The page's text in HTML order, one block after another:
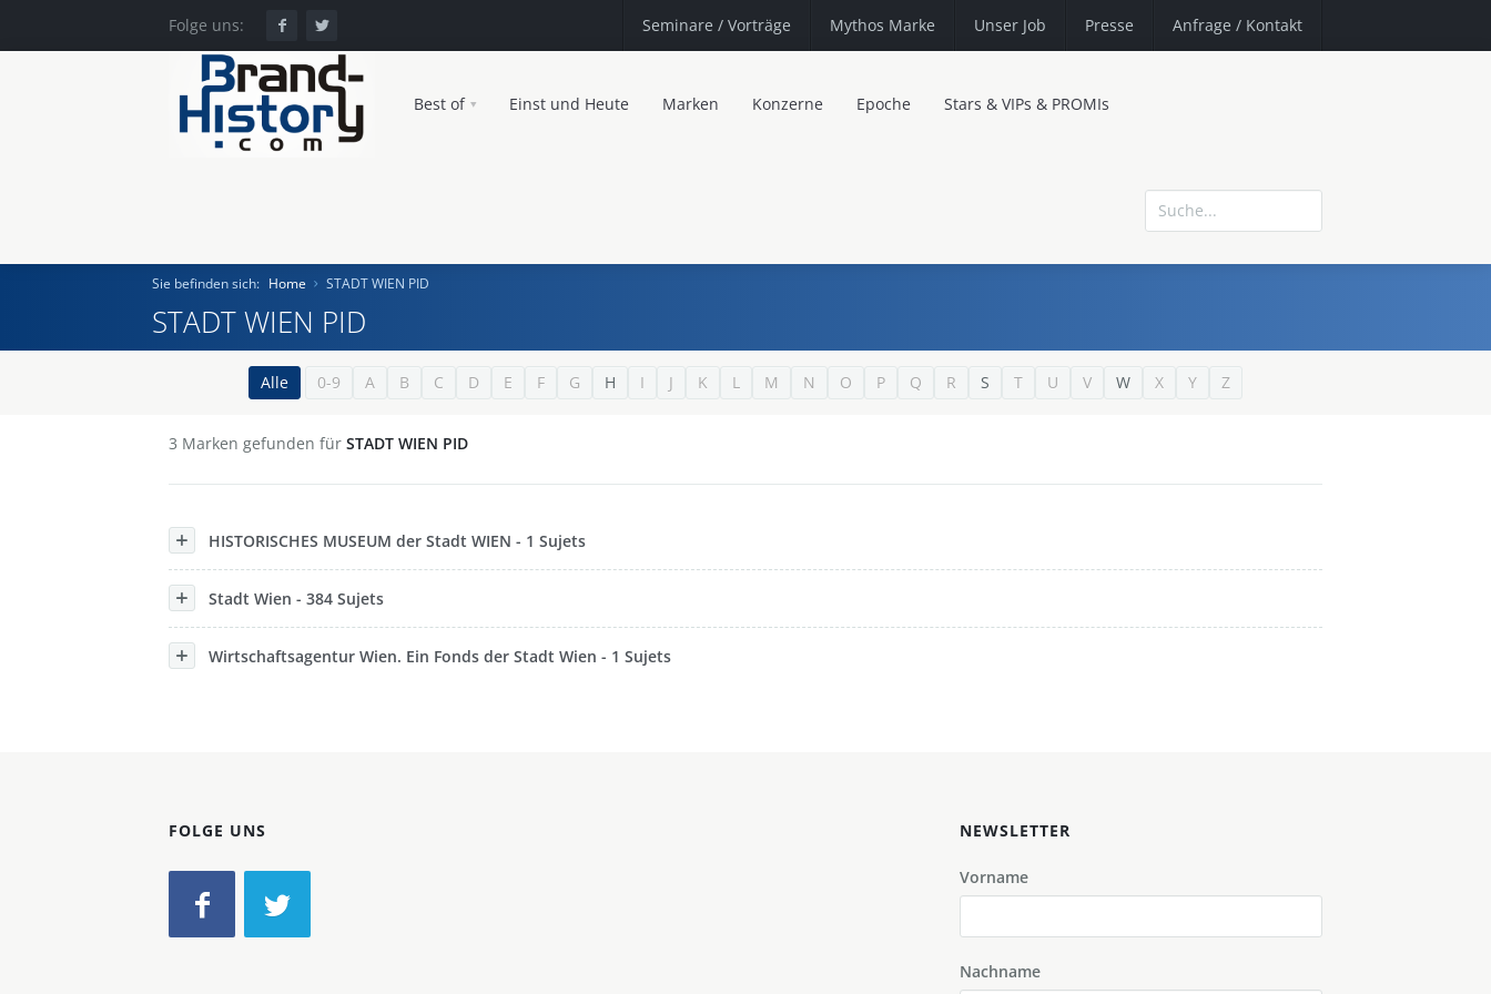
Folge uns: Seminare / Vorträge Mythos Marke Unser Job Presse Anfrage / Kontakt
Best of Einst und Heute Marken Konzerne Epoche Stars & VIPs & PROMIs
Epoche
Sie befinden sich: Home STADT WIEN PID
STADT WIEN PID
Alle 0-9 A B C D E F G H I J K L M N O P Q R S T U V W X Y Z
3 Marken gefunden für STADT WIEN PID
HISTORISCHES MUSEUM der Stadt WIEN - 1 Sujets
Stadt Wien - 384 Sujets
Wirtschaftsagentur Wien. Ein Fonds der Stadt Wien - 1 Sujets
FOLGE UNS NEWSLETTER
Vorname
Nachname